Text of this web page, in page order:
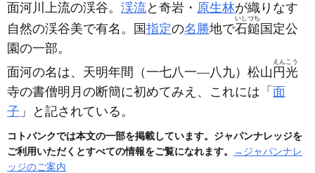
面河川上流の渓谷。 渓流と奇岩・ 原生林が織りなす
自然の渓谷美で有名。国指定の名勝地で石鎚
いしづち
国定公
園の一部。
面河の名は、天明年間 （一七八一―八九） 松山 円光
えんこう
寺の書僧明月の断簡に初めてみえ、これには「 面
子 」と記されている。
コトバンクでは本文の一部を掲載しています。ジャパンナレッジを
ご利用いただくとすべての情報をご覧になれます。
→ジャパンナレ
ッジのご案内